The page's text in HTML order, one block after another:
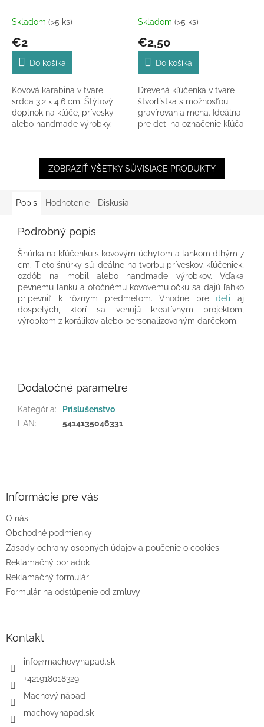
Skladom (>5 ks)
€2
Do košíka
Kovová karabina v tvare
srdca 3,2 × 4,6 cm. Štýlový
doplnok na kľúče, prívesky
alebo handmade výrobky.
Skladom (>5 ks)
€2,50
Do košíka
Drevená kľúčenka v tvare
štvorlístka s možnosťou
gravírovania mena. Ideálna
pre deti na označenie kľúča
ZOBRAZIŤ VŠETKY SÚVISIACE PRODUKTY
Popis Hodnotenie Diskusia
Podrobný popis
Šnúrka na kľúčenku s kovovým úchytom a lankom dlhým 7
cm. Tieto šnúrky sú ideálne na tvorbu príveskov, kľúčeniek,
ozdôb na mobil alebo handmade výrobkov. Vďaka
pevnému lanku a otočnému kovovému očku sa dajú ľahko
pripevniť k rôznym predmetom. Vhodné predeti aj
dospelých, ktorí sa venujú kreatívnym projektom,
výrobkom z korálikov alebo personalizovaným darčekom.
Dodatočné parametre
Kategória:
Príslušenstvo
EAN: 5414135046331
e
Informácie pre vás
O nás
Obchodné podmienky
Zásady ochrany osobných údajov a poučenie o cookies
Reklamačný poriadok
Reklamačný formulár
Formulár na odstúpenie od zmluvy
Kontakt
info@machovynapad.sk
+421918018329
Machový nápad
machovynapad.sk